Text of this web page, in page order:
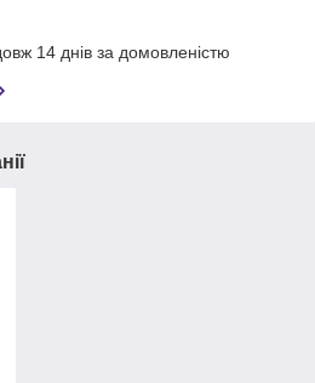
14 днів за домовленістю